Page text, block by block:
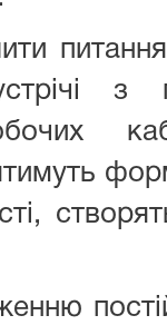
з